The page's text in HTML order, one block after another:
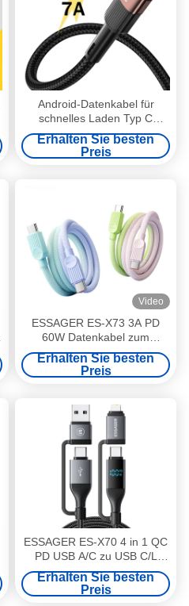
Android-Datenkabel für
schnelles Laden Typ C
1/2/3M 7A 100W Für Huawei
Xiaomi
Erhalten Sie besten
Preis
Video
ESSAGER ES-X73 3A PD
60W Datenkabel zum
schnellen Aufladen des Typs
C, 1M 2M bunte
geflochtenen Kabel
Erhalten Sie besten
Preis
ESSAGER ES-X70 4 in 1 QC
PD USB A/C zu USB C/L
Ladedatenkabel
Erhalten Sie besten
Preis